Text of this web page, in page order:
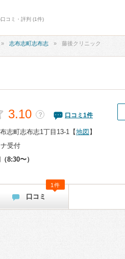
コミ・評判 (1件)
志布志町志布志 藤後クリニック
3.10 ？ 口コミ 1件
志町志布志1丁目13-1 【地図 】
受付
8:30〜）
口コミ
1件